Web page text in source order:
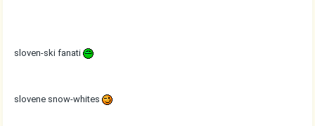
sloven-ski fanati
slovene snow-whites